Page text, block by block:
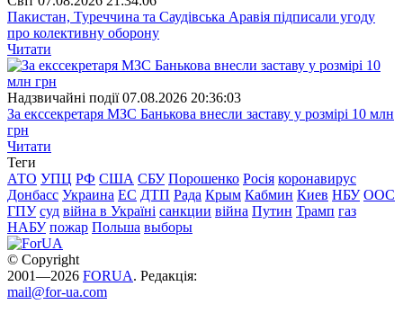
Пакистан, Туреччина та Саудівська Аравія підписали угоду
про колективну оборону
Читати
Надзвичайні події 07.08.2026 20:36:03
За екссекретаря МЗС Банькова внесли заставу у розмірі 10 млн
грн
Читати
Теги
АТО УПЦ РФ США СБУ Порошенко Росія коронавирус
Донбасс Украина ЕС ДТП Рада Крым Кабмин Киев НБУ ООС
ГПУ суд війна в Україні санкции війна Путин Трамп газ
НАБУ пожар Польша выборы
© Copyright
2001—2026 FORUA. Редакція:
mail@for-ua.com